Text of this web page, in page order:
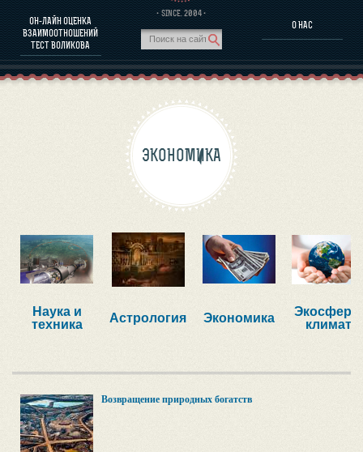
ОН-ЛАЙН ОЦЕНКА
ВЗАИМООТНОШЕНИЙ
ТЕСТ ВОЛИКОВА
· SINCE. 2004 ·
О НАС
О ПРОГРАММЕ
ПРОГНОЗЫ И АНАЛИТИКА
ЭКОНОМИКА
Наука и
техника
Астрология Экономика
Экосфера,
климат
Возвращение природных богатств